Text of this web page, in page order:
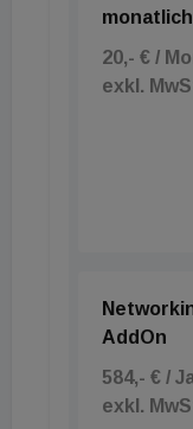
monatlich
20,- € /
exkl.
AddOn
584,- € /
exkl.